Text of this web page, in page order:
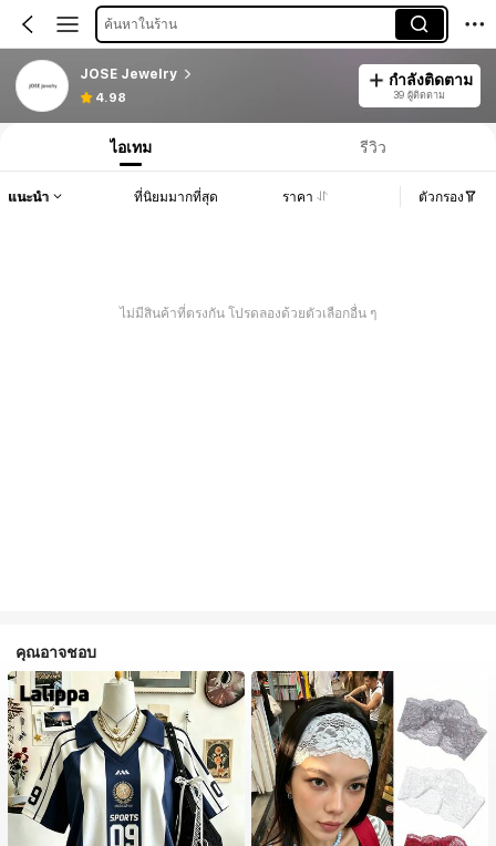
ค้นหาในร้าน
JOSE Jewelry
4.98
กำลังติดตาม
39 ผู้ติดตาม
ไอเทม รีวิว
แนะนำ ที่นิยมมากที่สุด ราคา ตัวกรอง
ไม่มีสินค้าที่ตรงกัน โปรดลองด้วยตัวเลือกอื่น ๆ
คุณอาจชอบ